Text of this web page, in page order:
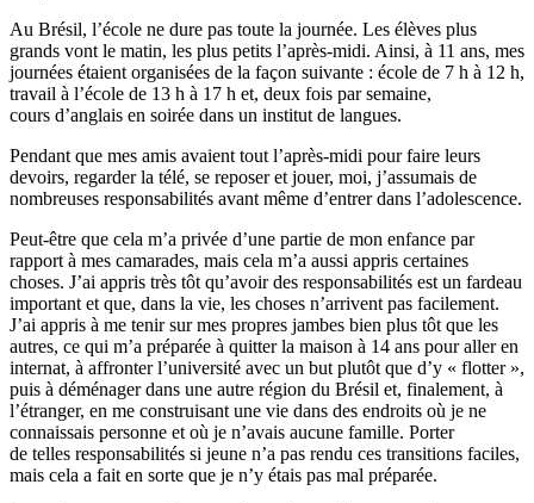
Au Brésil, l’école ne dure pas toute la journée. Les élèves plus
grands vont le matin, les plus petits l’après-midi. Ainsi, à 11 ans, mes
journées étaient organisées de la façon suivante : école de 7 h à 12 h,
travail à l’école de 13 h à 17 h et, deux fois par semaine,
cours d’anglais en soirée dans un institut de langues.
Pendant que mes amis avaient tout l’après-midi pour faire leurs
devoirs, regarder la télé, se reposer et jouer, moi, j’assumais de
nombreuses responsabilités avant même d’entrer dans l’adolescence.
Peut-être que cela m’a privée d’une partie de mon enfance par
rapport à mes camarades, mais cela m’a aussi appris certaines
choses. J’ai appris très tôt qu’avoir des responsabilités est un fardeau
important et que, dans la vie, les choses n’arrivent pas facilement.
J’ai appris à me tenir sur mes propres jambes bien plus tôt que les
autres, ce qui m’a préparée à quitter la maison à 14 ans pour aller en
internat, à affronter l’université avec un but plutôt que d’y « flotter »,
puis à déménager dans une autre région du Brésil et, finalement, à
l’étranger, en me construisant une vie dans des endroits où je ne
connaissais personne et où je n’avais aucune famille. Porter
de telles responsabilités si jeune n’a pas rendu ces transitions faciles,
mais cela a fait en sorte que je n’y étais pas mal préparée.